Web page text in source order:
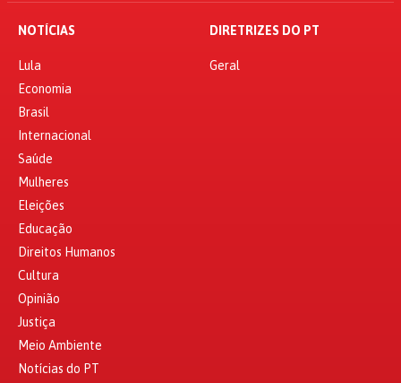
NOTÍCIAS
Lula
Economia
Brasil
Internacional
Saúde
Mulheres
Eleições
Educação
Direitos Humanos
Cultura
Opinião
Justiça
Meio Ambiente
Notícias do PT
DIRETRIZES DO PT
Geral